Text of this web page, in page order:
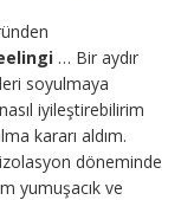
… Bir aydır
soyulmaya
iyileştirebilirim
kararı aldım.
döneminde
yumuşacık ve